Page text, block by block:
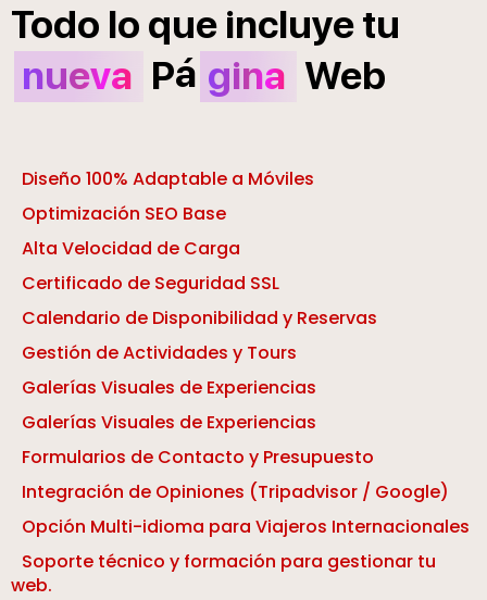
Todo lo que incluyetu
nueva Pá gina Web
Diseño 100% Adaptable a Móviles
Optimización SEO Base
Alta Velocidad de Carga
Certificado de Seguridad SSL
Calendario de Disponibilidad y Reservas
Gestión de Actividades y Tours
Galerías Visuales de Experiencias
Galerías Visuales de Experiencias
Formularios de Contacto y Presupuesto
Integración de Opiniones (Tripadvisor / Google)
Opción Multi-idioma para Viajeros Internacionales
Soporte técnico y formación para gestionar tu
web.